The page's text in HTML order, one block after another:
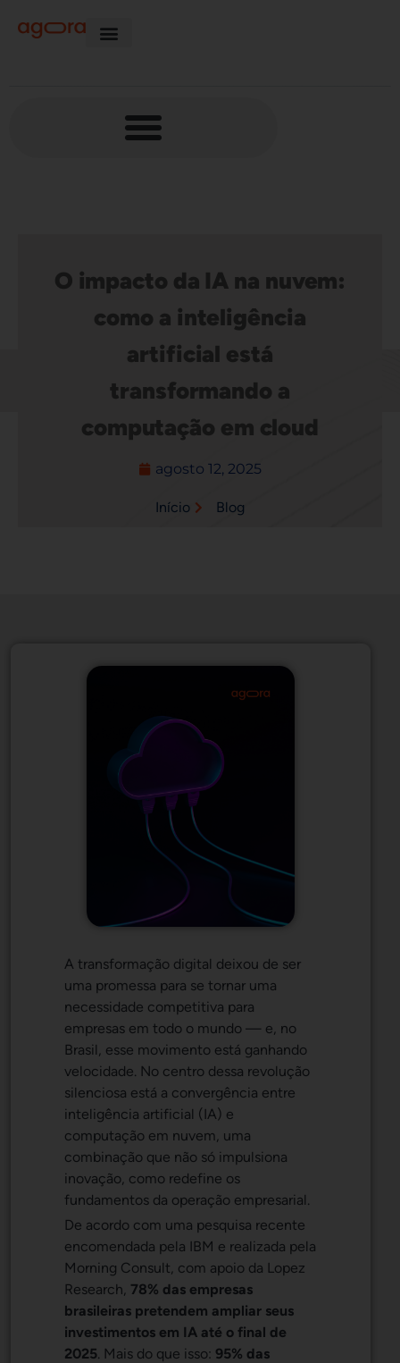
O impacto da IA na nuvem:
como a inteligência
artificial está
transformando a
computação em cloud
agosto 12, 2025
Início Blog
A transformação digital deixou de ser
uma promessa para se tornar uma
necessidade competitiva para
empresas em todo o mundo — e, no
Brasil, esse movimento está ganhando
velocidade. No centro dessa revolução
silenciosa está a convergência entre
inteligência artificial (IA) e
computação em nuvem, uma
combinação que não só impulsiona
inovação, como redefine os
fundamentos da operação empresarial.
De acordo com uma pesquisa recente
encomendada pela IBM e realizada pela
Morning Consult, com apoio da Lopez
Research, 78% das empresas
brasileiras pretendem ampliar seus
investimentos em IA até o final de
2025 . Mais do que isso: 95% das